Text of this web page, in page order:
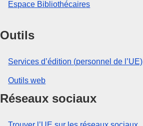
Espace Bibliothécaires
Outils
Services d’édition (personnel de l’UE)
Outils web
Réseaux sociaux